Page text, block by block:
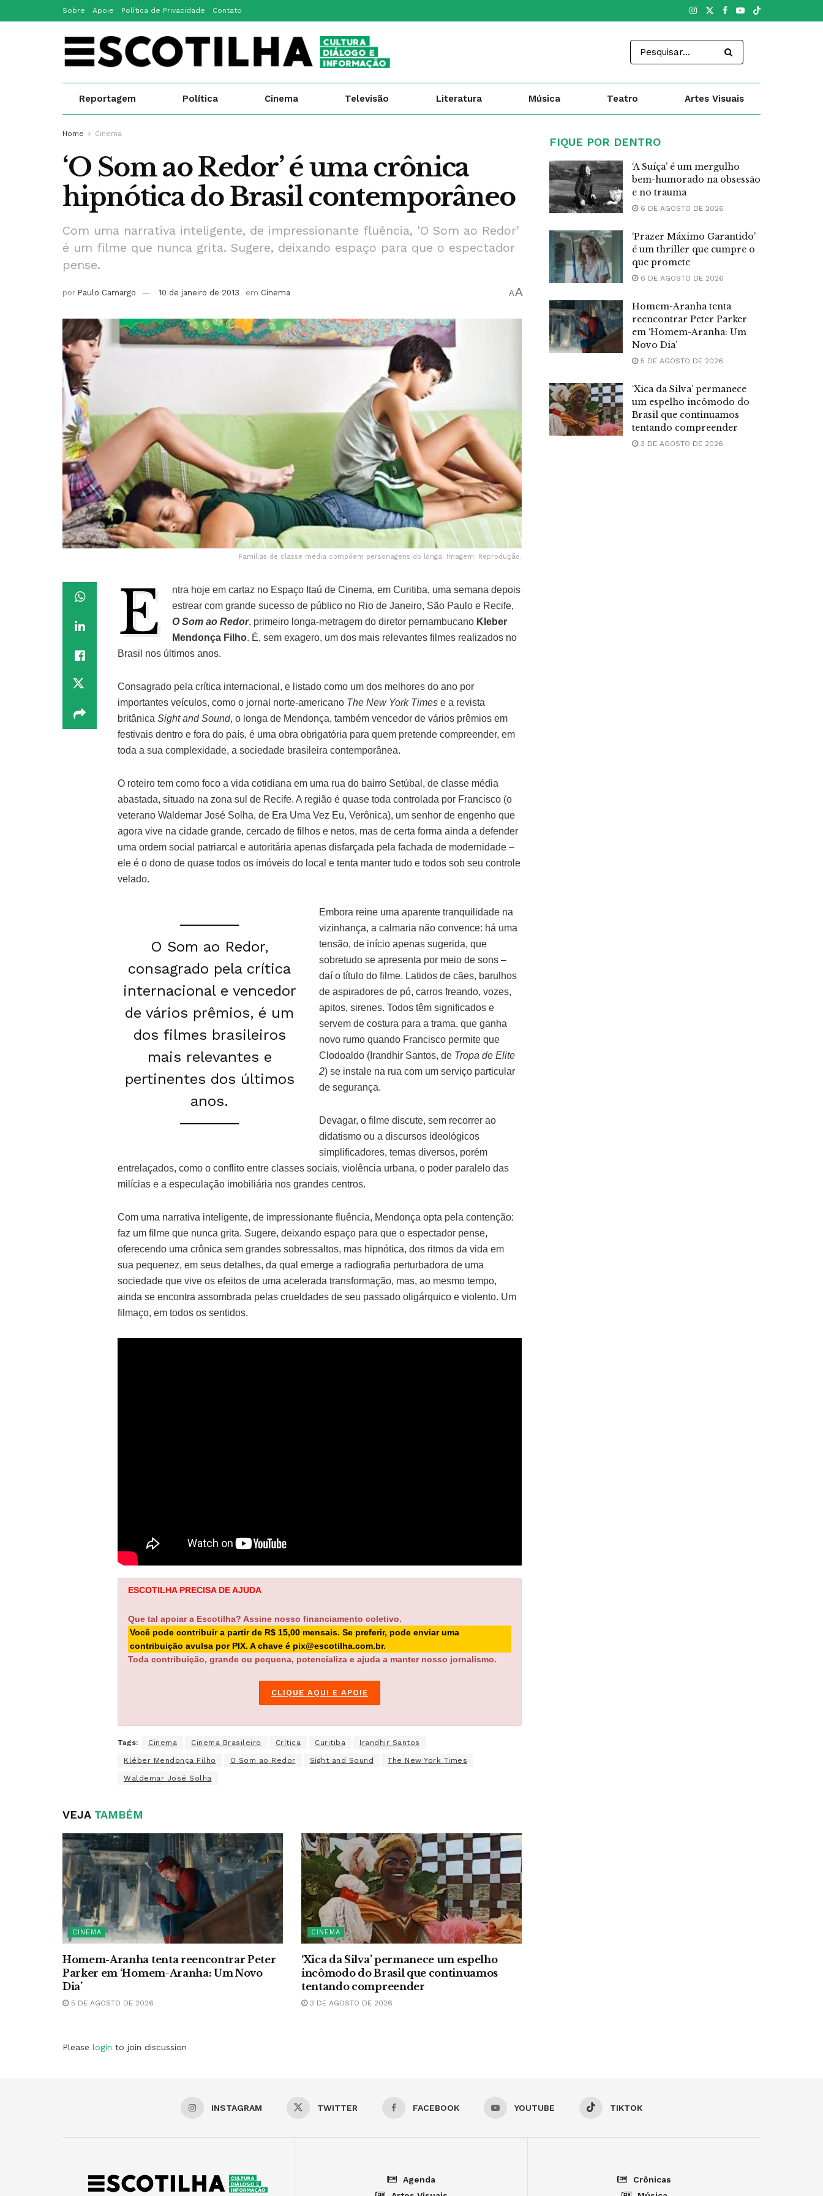
Sobre Apoie Política de Privacidade Contato
Reportagem Política Cinema Televisão Literatura Música Teatro Artes Visuais
Home Cinema
‘O Som ao Redor’ é uma crônica
hipnótica do Brasil contemporâneo
Com uma narrativa inteligente, de impressionante fluência, 'O Som ao Redor'
é um filme que nunca grita. Sugere, deixando espaço para que o espectador
pense.
por Paulo Camargo 10 de janeiro de 2013 em Cinema AA
Famílias de classe média compõem personagens do longa. Imagem: Reprodução.
E
ntra hoje em cartaz no Espaço Itaú de Cinema, em Curitiba, uma semana depois
estrear com grande sucesso de público no Rio de Janeiro, São Paulo e Recife,
O Som ao Redor, primeiro longa-metragem do diretor pernambucano Kleber
Mendonça Filho. É, sem exagero, um dos mais relevantes filmes realizados no
Brasil nos últimos anos.
Consagrado pela crítica internacional, e listado como um dos melhores do ano por
importantes veículos, como o jornal norte-americano The New York Times e a revista
britânica Sight and Sound, o longa de Mendonça, também vencedor de vários prêmios em
festivais dentro e fora do país, é uma obra obrigatória para quem pretende compreender, em
toda a sua complexidade, a sociedade brasileira contemporânea.
O roteiro tem como foco a vida cotidiana em uma rua do bairro Setúbal, de classe média
abastada, situado na zona sul de Recife. A região é quase toda controlada por Francisco (o
veterano Waldemar José Solha, de Era Uma Vez Eu, Verônica), um senhor de engenho que
agora vive na cidade grande, cercado de filhos e netos, mas de certa forma ainda a defender
uma ordem social patriarcal e autoritária apenas disfarçada pela fachada de modernidade –
ele é o dono de quase todos os imóveis do local e tenta manter tudo e todos sob seu controle
velado.
O Som ao Redor,
consagrado pela crítica
internacional e vencedor
de vários prêmios, é um
dos filmes brasileiros
mais relevantes e
pertinentes dos últimos
anos.
Embora reine uma aparente tranquilidade na
vizinhança, a calmaria não convence: há uma
tensão, de início apenas sugerida, que
sobretudo se apresenta por meio de sons –
daí o título do filme. Latidos de cães, barulhos
de aspiradores de pó, carros freando, vozes,
apitos, sirenes. Todos têm significados e
servem de costura para a trama, que ganha
novo rumo quando Francisco permite que
Clodoaldo (Irandhir Santos, de Tropa de Elite
2) se instale na rua com um serviço particular
de segurança.
Devagar, o filme discute, sem recorrer ao
didatismo ou a discursos ideológicos
simplificadores, temas diversos, porém
entrelaçados, como o conflito entre classes sociais, violência urbana, o poder paralelo das
milícias e a especulação imobiliária nos grandes centros.
Com uma narrativa inteligente, de impressionante fluência, Mendonça opta pela contenção:
faz um filme que nunca grita. Sugere, deixando espaço para que o espectador pense,
oferecendo uma crônica sem grandes sobressaltos, mas hipnótica, dos ritmos da vida em
sua pequenez, em seus detalhes, da qual emerge a radiografia perturbadora de uma
sociedade que vive os efeitos de uma acelerada transformação, mas, ao mesmo tempo,
ainda se encontra assombrada pelas crueldades de seu passado oligárquico e violento. Um
filmaço, em todos os sentidos.
ESCOTILHA PRECISA DE AJUDA
Que tal apoiar a Escotilha? Assine nosso financiamento coletivo.
Você pode contribuir a partir de R$ 15,00 mensais. Se preferir, pode enviar uma
contribuição avulsa por PIX. A chave é pix@escotilha.com.br.
Toda contribuição, grande ou pequena, potencializa e ajuda a manter nosso jornalismo.
CLIQUE AQUI E APOIE
Tags: Cinema Cinema Brasileiro Crítica Curitiba Irandhir Santos
Kléber Mendonça Filho O Som ao Redor Sight and Sound The New York Times
Waldemar José Solha
VEJATAMBÉM
CINEMA
Homem-Aranha tenta reencontrar Peter
Parker em ‘Homem-Aranha: Um Novo
Dia’
5 DE AGOSTO DE 2026
CINEMA
‘Xica da Silva’ permanece um espelho
incômodo do Brasil que continuamos
tentando compreender
3 DE AGOSTO DE 2026
Please login to join discussion
FIQUE POR DENTRO
‘A Suíça’ é um mergulho
bem-humorado na obsessão
e no trauma
6 DE AGOSTO DE 2026
‘Prazer Máximo Garantido’
é um thriller que cumpre o
que promete
6 DE AGOSTO DE 2026
Homem-Aranha tenta
reencontrar Peter Parker
em ‘Homem-Aranha: Um
Novo Dia’
5 DE AGOSTO DE 2026
‘Xica da Silva’ permanece
um espelho incômodo do
Brasil que continuamos
tentando compreender
3 DE AGOSTO DE 2026
INSTAGRAM TWITTER FACEBOOK YOUTUBE TIKTOK
Agenda
Crônicas